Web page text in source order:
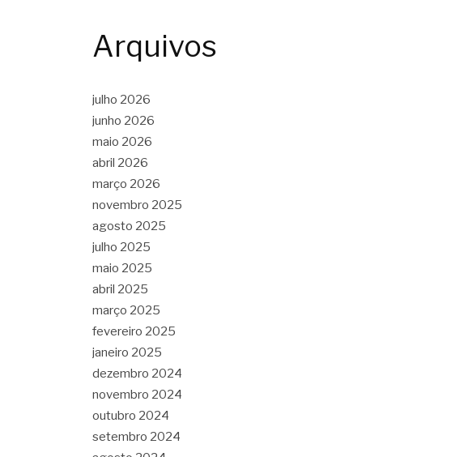
Arquivos
julho 2026
junho 2026
maio 2026
abril 2026
março 2026
novembro 2025
agosto 2025
julho 2025
maio 2025
abril 2025
março 2025
fevereiro 2025
janeiro 2025
dezembro 2024
novembro 2024
outubro 2024
setembro 2024